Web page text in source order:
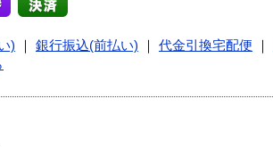
) 銀行振込(前払い) 代金引換宅配便